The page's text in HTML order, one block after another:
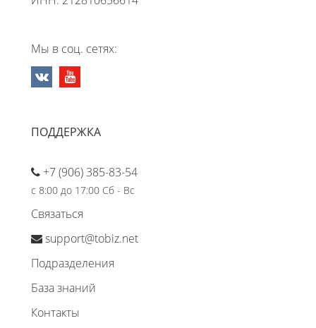
Мы в соц. сетях:
ПОДДЕРЖКА
+7 (906) 385-83-54
с 8:00 до 17:00 Сб - Вс
Связаться
support@tobiz.net
Подразделения
База знаний
Контакты